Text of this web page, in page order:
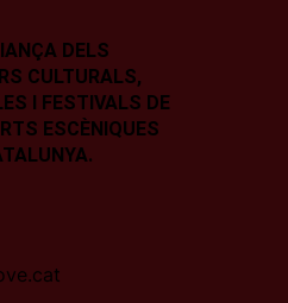
DELS
CULTURALS,
I FESTIVALS DE
ESCÈNIQUES